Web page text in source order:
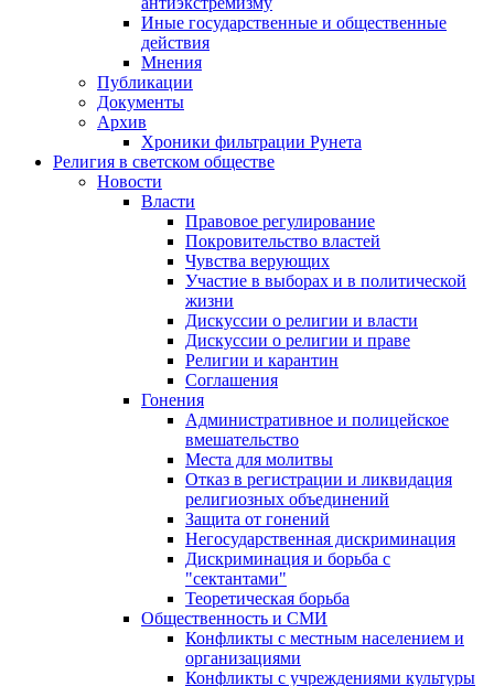
Иные государственные и общественные
действия
Мнения
Публикации
Документы
Архив
Хроники фильтрации Рунета
Религия в светском обществе
Новости
Власти
Правовое регулирование
Покровительство властей
Чувства верующих
Участие в выборах и в политической
жизни
Дискуссии о религии и власти
Дискуссии о религии и праве
Религии и карантин
Соглашения
Гонения
Административное и полицейское
вмешательство
Места для молитвы
Отказ в регистрации и ликвидация
религиозных объединений
Защита от гонений
Негосударственная дискриминация
Дискриминация и борьба с
"сектантами"
Теоретическая борьба
Общественность и СМИ
Конфликты с местным населением и
организациями
Конфликты с учреждениями культуры